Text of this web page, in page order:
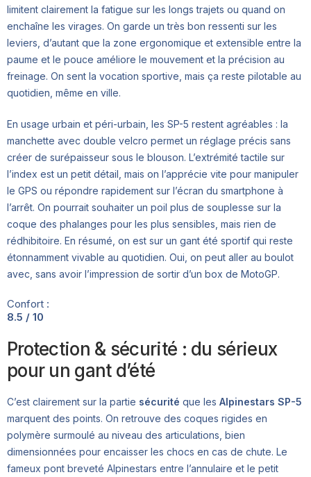
limitent clairement la fatigue sur les longs trajets ou quand on
enchaîne les virages. On garde un très bon ressenti sur les
leviers, d’autant que la zone ergonomique et extensible entre la
paume et le pouce améliore le mouvement et la précision au
freinage. On sent la vocation sportive, mais ça reste pilotable au
quotidien, même en ville.
En usage urbain et péri-urbain, les SP-5 restent agréables : la
manchette avec double velcro permet un réglage précis sans
créer de surépaisseur sous le blouson. L’extrémité tactile sur
l’index est un petit détail, mais on l’apprécie vite pour manipuler
le GPS ou répondre rapidement sur l’écran du smartphone à
l’arrêt. On pourrait souhaiter un poil plus de souplesse sur la
coque des phalanges pour les plus sensibles, mais rien de
rédhibitoire. En résumé, on est sur un gant été sportif qui reste
étonnamment vivable au quotidien. Oui, on peut aller au boulot
avec, sans avoir l’impression de sortir d’un box de MotoGP.
Confort :
8.5 / 10
Protection & sécurité : du sérieux
pour un gant d’été
C’est clairement sur la partie sécurité que les Alpinestars SP-5
marquent des points. On retrouve des coques rigides en
polymère surmoulé au niveau des articulations, bien
dimensionnées pour encaisser les chocs en cas de chute. Le
fameux pont breveté Alpinestars entre l’annulaire et le petit